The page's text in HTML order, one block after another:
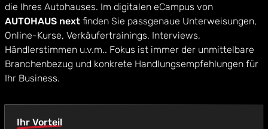
die Ihres Autohauses. Im digitalen eCampus von
AUTOHAUS next finden Sie passgenaue Unterweisungen,
Online-Kurse, Verkäufertrainings, Interviews,
Händlerstimmen u.v.m.. Fokus ist immer der unmittelbare
Branchenbezug und konkrete Handlungsempfehlungen für
Ihr Business.
Ihr Vorteil